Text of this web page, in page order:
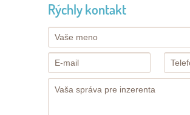
Rýchly kontakt